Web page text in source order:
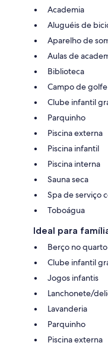
Academia
Aluguéis de
Aparelho de
Aulas de
Biblioteca
Campo de
Clube infantil
Parquinho
Piscina externa
Piscina infantil
Piscina interna
Sauna seca
Spa de serviço
Toboágua
Ideal para
Berço no quarto
Clube infantil
Jogos infantis
Lanchonete/
Lavanderia
Parquinho
Piscina externa